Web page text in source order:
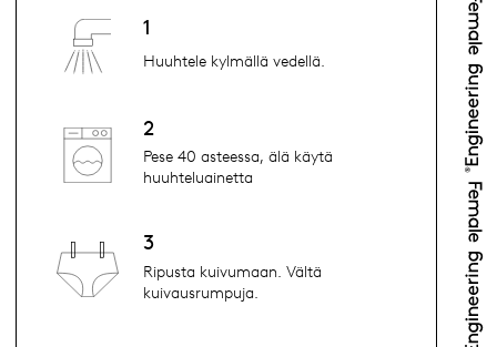
1
Huuhtele kylmällä vedellä.
2
Pese 40 asteessa, älä käytä
huuhteluainetta
3
Ripusta kuivumaan. Vältä
kuivausrumpuja.